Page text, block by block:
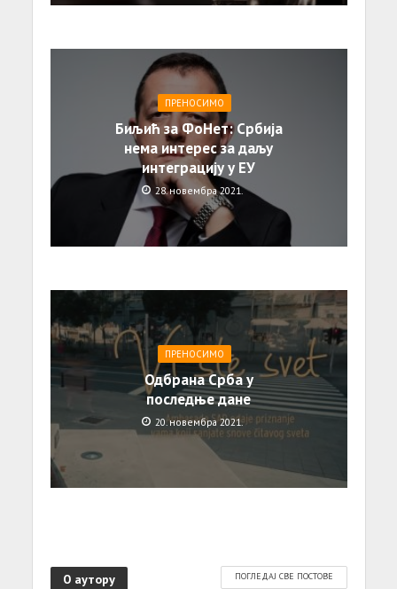
ПРЕНОСИМО
Биљић за ФоНет: Србија
нема интерес за даљу
интеграцију у ЕУ
28. новембра 2021.
ПРЕНОСИМО
Одбрана Срба у
последње дане
20. новембра 2021.
О аутору ПОГЛЕДАЈ СВЕ ПОСТОВЕ